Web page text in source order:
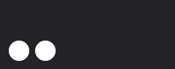
LinkedinYoutube